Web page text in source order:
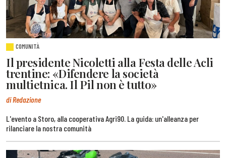
COMUNITÀ
Il presidente Nicoletti alla Festa delle Acli
trentine: «Difendere la società
multietnica. Il Pil non è tutto»
di Redazione
L'evento a Storo, alla cooperativa Agri90. La guida: un'alleanza per
rilanciare la nostra comunità